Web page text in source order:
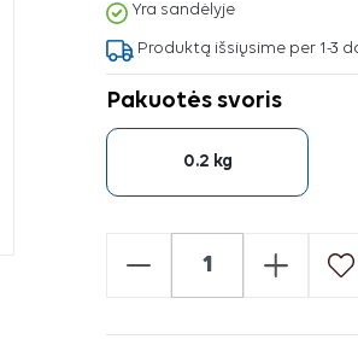
Yra sandėlyje
Produktą išsiųsime per 1-3
Pakuotės svoris
0.2 kg
- +